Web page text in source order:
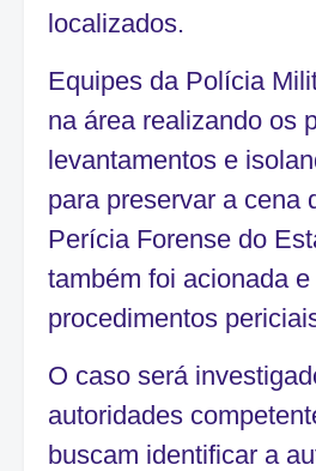
localizados.
Equipes da Polícia
na área realizando os
levantamentos e
para preservar a cena
Perícia Forense do
também foi acionada
procedimentos
O caso será
autoridades
buscam identificar a